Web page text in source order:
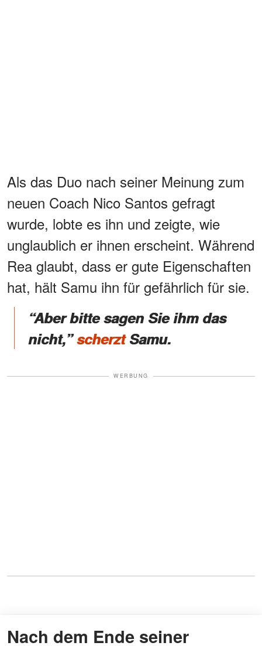
Als das Duo nach seiner Meinung zum
neuen Coach Nico Santos gefragt
wurde, lobte es ihn und zeigte, wie
unglaublich er ihnen erscheint. Während
Rea glaubt, dass er gute Eigenschaften
hat, hält Samu ihn für gefährlich für sie.
“Aber bitte sagen Sie ihm das
nicht,”scherztSamu.
WERBUNG
Nach dem Ende seiner